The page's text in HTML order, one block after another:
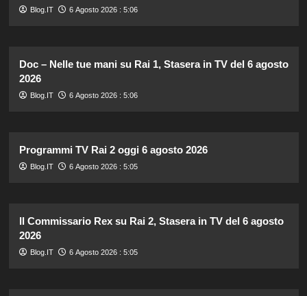
Blog.IT 6 Agosto 2026 : 5:06
Doc – Nelle tue mani su Rai 1, Stasera in TV del 6 agosto
2026
Blog.IT 6 Agosto 2026 : 5:06
Programmi TV Rai 2 oggi 6 agosto 2026
Blog.IT 6 Agosto 2026 : 5:05
Il Commissario Rex su Rai 2, Stasera in TV del 6 agosto
2026
Blog.IT 6 Agosto 2026 : 5:05